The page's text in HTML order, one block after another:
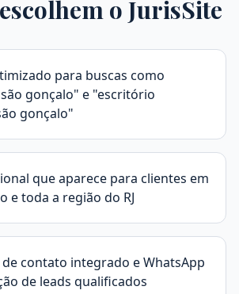
escolhem o JurisSite
para buscas como
gonçalo" e "escritório
gonçalo"
que aparece para clientes em
e toda a região do RJ
contato integrado e WhatsApp
de leads qualificados